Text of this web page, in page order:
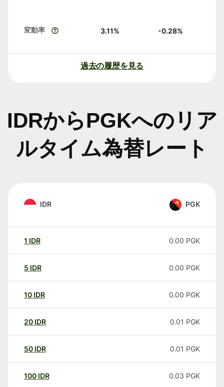
変動率 3.11% -0.28%
過去の履歴を見る
IDRからPGKへのリア
ルタイム為替レート
IDR PGK
1 IDR 0.00 PGK
5 IDR 0.00 PGK
10 IDR 0.00 PGK
20 IDR 0.01 PGK
50 IDR 0.01 PGK
100 IDR 0.03 PGK